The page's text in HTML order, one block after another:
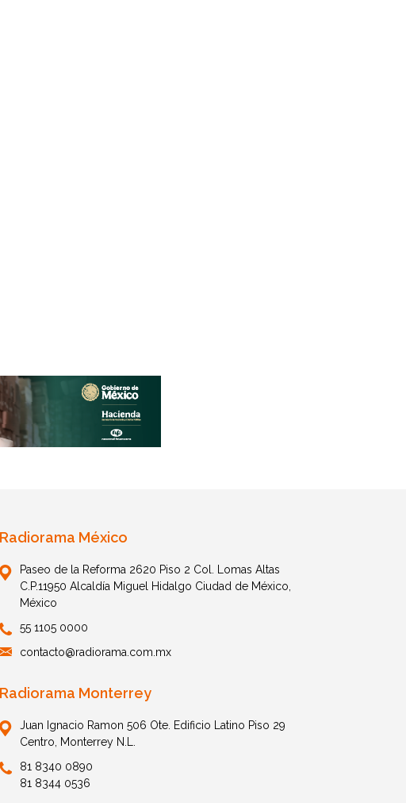
Radiorama México
Paseo de la Reforma 2620 Piso 2 Col. Lomas Altas
C.P.11950 Alcaldía Miguel Hidalgo Ciudad de México,
México
55 1105 0000
contacto@radiorama.com.mx
Radiorama Monterrey
Juan Ignacio Ramon 506 Ote. Edificio Latino Piso 29
Centro, Monterrey N.L.
81 8340 0890
81 8344 0536